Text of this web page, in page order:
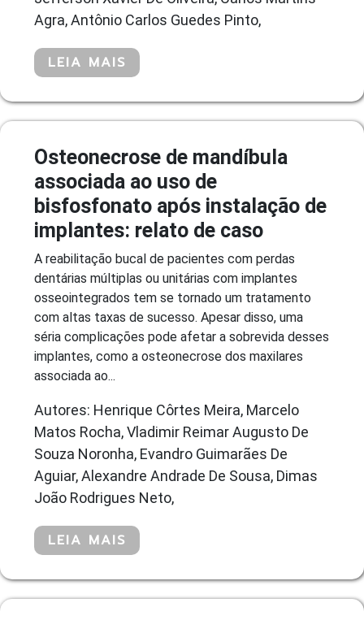
Agra, Antônio Carlos Guedes Pinto,
LEIA MAIS
Osteonecrose de mandíbula
associada ao uso de
bisfosfonato após instalação de
implantes: relato de caso
A reabilitação bucal de pacientes com perdas
dentárias múltiplas ou unitárias com implantes
osseointegrados tem se tornado um tratamento
com altas taxas de sucesso. Apesar disso, uma
séria complicações pode afetar a sobrevida desses
implantes, como a osteonecrose dos maxilares
associada ao...
Autores: Henrique Côrtes Meira, Marcelo
Matos Rocha, Vladimir Reimar Augusto De
Souza Noronha, Evandro Guimarães De
Aguiar, Alexandre Andrade De Sousa, Dimas
João Rodrigues Neto,
LEIA MAIS